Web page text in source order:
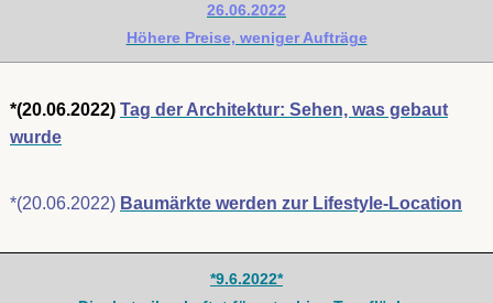
26.06.2022
Höhere Preise, weniger Aufträge
*(20.06.2022) Tag der Architektur: Sehen, was gebaut
wurde
*(20.06.2022) Baumärkte werden zur Lifestyle-Location
*9.6.2022*